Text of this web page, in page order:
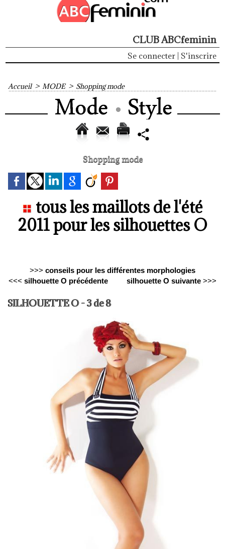
CLUB ABCfeminin
Se connecter S'inscrire
Accueil > MODE > Shopping mode
Shopping mode
tous les maillots de l'été
2011 pour les silhouettes O
>>> conseils pour les différentes morphologies
<<< silhouette O précédente silhouette O suivante >>>
SILHOUETTE O - 3 de 8